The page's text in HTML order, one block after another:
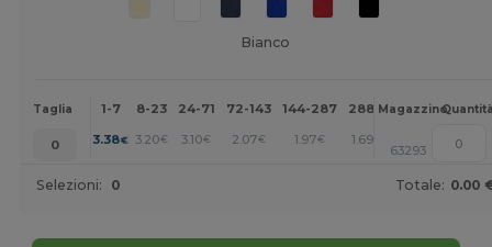
Bianco
Taglia 1-7 8-23 24-71 72-143 144-287 288 + Altri
Magazzino
0 3.38€ 3.20€ 3.10€ 2.07€ 1.97€ 1.69 +
63293
Selezioni: 0 Totale: 0.00